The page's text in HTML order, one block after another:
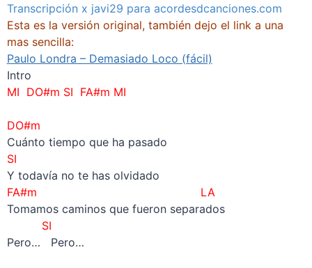
Transcripción x javi29 para acordesdcanciones.com
Esta es la versión original, también dejo el link a una
mas sencilla:
Paulo Londra – Demasiado Loco (fácil)
Intro
MI DO#m SI FA#m MI
DO#m
Cuánto tiempo que ha pasado
SI
Y todavía no te has olvidado
FA#m LA
Tomamos caminos que fueron separados
SI
Pero… Pero…